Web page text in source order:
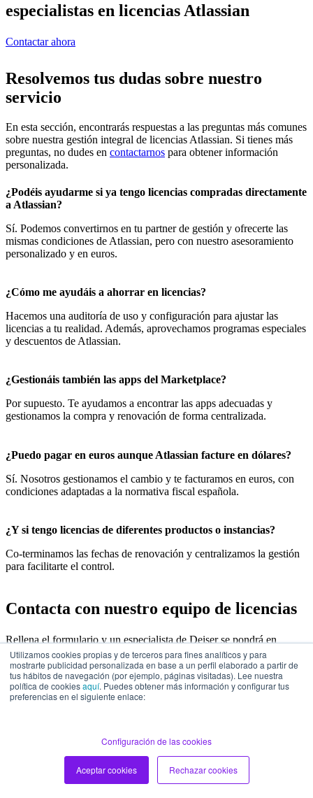
Utilizamos cookies propias y de terceros para fines analíticos y para
mostrarte publicidad personalizada en base a un perfil elaborado a partir de
tus hábitos de navegación (por ejemplo, páginas visitadas). Lee nuestra
política de cookiesaquí. Puedes obtener más información y configurar tus
preferencias en el siguiente enlace:
Configuración de las cookies
Aceptar cookies Rechazar cookies
especialistas en licencias Atlassian
Contactar ahora
Resolvemos tus dudas sobre nuestro
servicio
En esta sección, encontrarás respuestas a las preguntas más comunes
sobre nuestra gestión integral de licencias Atlassian. Si tienes más
preguntas, no dudes en contactarnos para obtener información
personalizada.
¿Podéis ayudarme si ya tengo licencias compradas directamente
a Atlassian?
Sí. Podemos convertirnos en tu partner de gestión y ofrecerte las
mismas condiciones de Atlassian, pero con nuestro asesoramiento
personalizado y en euros.
¿Cómo me ayudáis a ahorrar en licencias?
Hacemos una auditoría de uso y configuración para ajustar las
licencias a tu realidad. Además, aprovechamos programas especiales
y descuentos de Atlassian.
¿Gestionáis también las apps del Marketplace?
Por supuesto. Te ayudamos a encontrar las apps adecuadas y
gestionamos la compra y renovación de forma centralizada.
¿Puedo pagar en euros aunque Atlassian facture en dólares?
Sí. Nosotros gestionamos el cambio y te facturamos en euros, con
condiciones adaptadas a la normativa fiscal española.
¿Y si tengo licencias de diferentes productos o instancias?
Co-terminamos las fechas de renovación y centralizamos la gestión
para facilitarte el control.
Contacta con nuestro equipo de licencias
Rellena el formulario y un especialista de Deiser se pondrá en
contacto contigo para ayudarte a optimizar y gestionar tus licencias
Atlassian.
Revisión personalizada de tu situación actual.
Recomendaciones específicas para ahorrar costes
¿Quieres saber cómo convertir en una ventaja la gestión de tus
licencias? Da el primer paso y déjanos ayudarte.